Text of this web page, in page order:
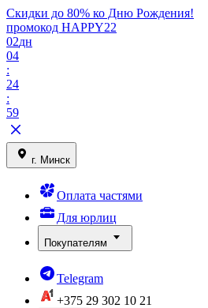
Скидки до 80% ко Дню Рождения!
промокод HAPPY22
02дн
04
:
24
:
59
г. Минск
Оплата частями
Для юрлиц
Покупателям
Telegram
+375 29 302 10 21